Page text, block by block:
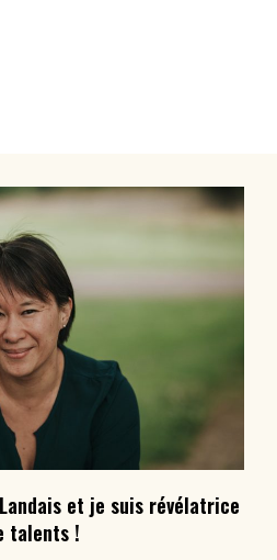
et je suis révélatrice
talents !